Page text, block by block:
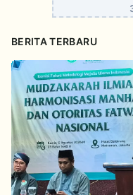
BERITA TERBARU